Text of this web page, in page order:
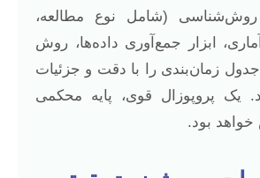
روش‌شناسی (شامل نوع مطالعه،
ابزار جمع‌آوری داده‌ها، روش
جدول زمان‌بندی را با دقت و جزئیات
یک پروپوزال قوی، پایه محکمی
بود.